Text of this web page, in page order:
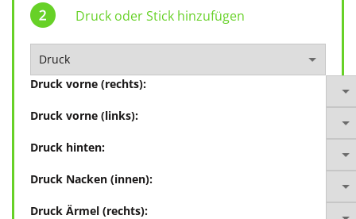
Druck oder Stick hinzufügen
Druck vorne (rechts):
Druck vorne (links):
Druck hinten:
Druck Nacken (innen):
Druck Ärmel (rechts):